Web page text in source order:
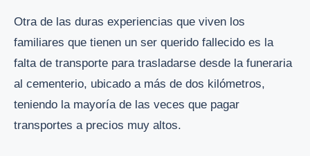
Otra de las duras experiencias que viven los
familiares que tienen un ser querido fallecido es la
falta de transporte para trasladarse desde la funeraria
al cementerio, ubicado a más de dos kilómetros,
teniendo la mayoría de las veces que pagar
transportes a precios muy altos.